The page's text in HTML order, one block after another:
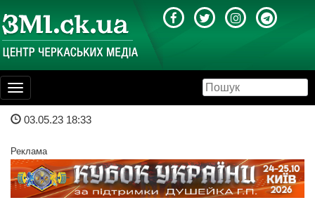
Toggle
navigation
03.05.23 18:33
Реклама